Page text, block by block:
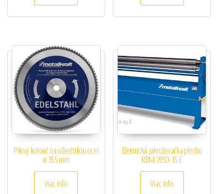
Pilový kotouč na ušlechtilou ocel
ø 355 mm
Viac info
Elektrická zakružovačka plechu
RBM 2050-15 E
Viac info